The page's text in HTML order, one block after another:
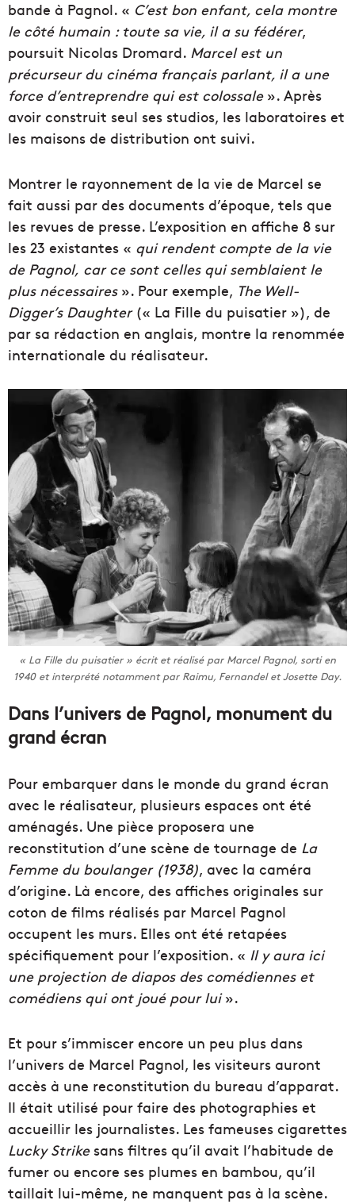
bande à Pagnol. « C’est bon enfant, cela montre
le côté humain : toute sa vie, il a su fédérer,
poursuit Nicolas Dromard. Marcel est un
précurseur du cinéma français parlant, il a une
force d’entreprendre qui est colossale». Après
avoir construit seul ses studios, les laboratoires et
les maisons de distribution ont suivi.
Montrer le rayonnement de la vie de Marcel se
fait aussi par des documents d’époque, tels que
les revues de presse. L’exposition en affiche 8 sur
les 23 existantes « qui rendent compte de la vie
de Pagnol, car ce sont celles qui semblaient le
plus nécessaires». Pour exemple, The Well-
Digger’s Daughter(« La Fille du puisatier »), de
par sa rédaction en anglais, montre la renommée
internationale du réalisateur.
« La Fille du puisatier » écrit et réalisé par Marcel Pagnol, sorti en
1940 et interprété notamment par Raimu, Fernandel et Josette Day.
Dans l’univers de Pagnol, monument du
grand écran
Pour embarquer dans le monde du grand écran
avec le réalisateur, plusieurs espaces ont été
aménagés. Une pièce proposera une
reconstitution d’une scène de tournage de La
Femme du boulanger (1938), avec la caméra
d’origine. Là encore, des affiches originales sur
coton de films réalisés par Marcel Pagnol
occupent les murs. Elles ont été retapées
spécifiquement pour l’exposition. « Il y aura ici
une projection de diapos des comédiennes et
comédiens qui ont joué pour lui».
Et pour s’immiscer encore un peu plus dans
l’univers de Marcel Pagnol, les visiteurs auront
accès à une reconstitution du bureau d’apparat.
Il était utilisé pour faire des photographies et
accueillir les journalistes. Les fameuses cigarettes
Lucky Strikesans filtres qu’il avait l’habitude de
fumer ou encore ses plumes en bambou, qu’il
taillait lui-même, ne manquent pas à la scène.